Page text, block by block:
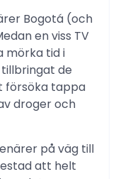
Bogotá (och
en viss TV
mörka tid i
de
försöka tappa
droger och
på väg till
att helt